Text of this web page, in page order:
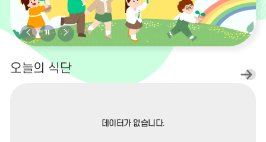
비
주
얼
비
주
얼
비
주
얼
오늘의 식단
데이터가 없습니다.
오
늘